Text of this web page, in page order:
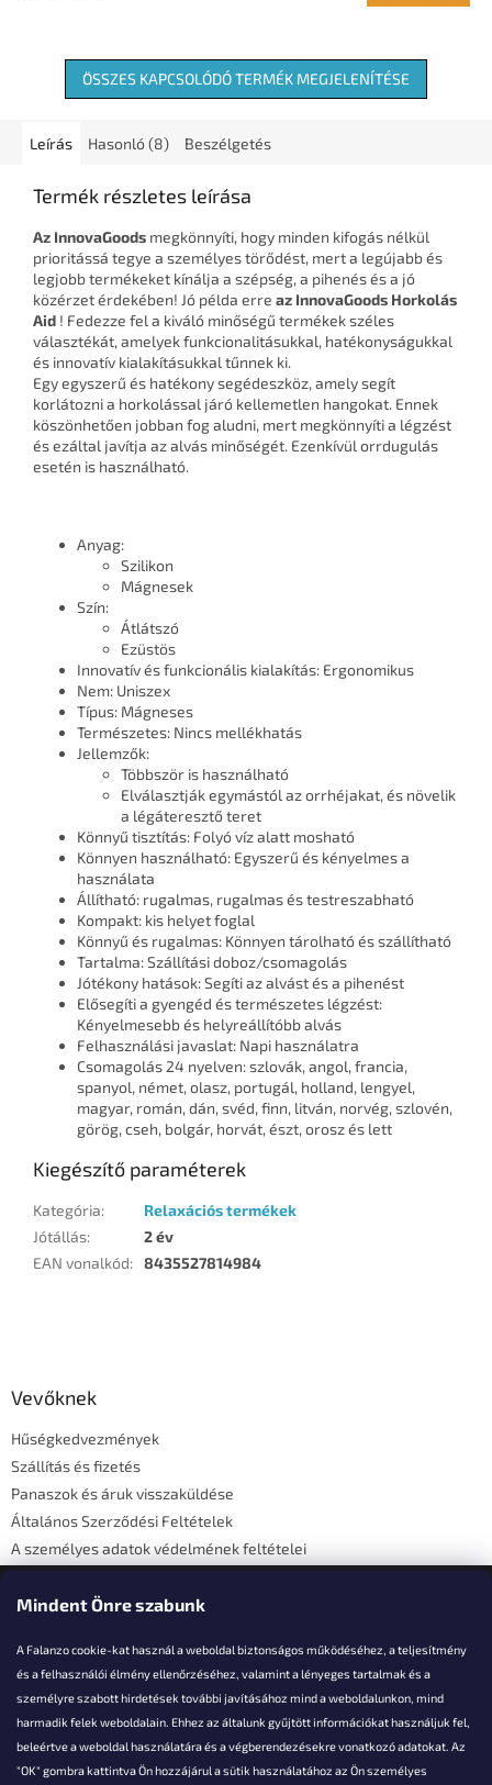
Mindent Önre szabunk
A Falanzo cookie-kat használ a weboldal biztonságos működéséhez, a teljesítmény
és a felhasználói élmény ellenőrzéséhez, valamint a lényeges tartalmak és a
személyre szabott hirdetések további javításához mind a weboldalunkon, mind
harmadik felek weboldalain. Ehhez az általunk gyűjtött információkat használjuk fel,
beleértve a weboldal használatára és a végberendezésekre vonatkozó adatokat. Az
"OK" gombra kattintva Ön hozzájárul a sütik használatához az Ön személyes
ÖSSZES KAPCSOLÓDÓ TERMÉK MEGJELENÍTÉSE
Leírás Hasonló (8) Beszélgetés
Termék részletes leírása
Az InnovaGoods megkönnyíti, hogy minden kifogás nélkül
prioritássá tegye a személyes törődést, mert a legújabb és
legjobb termékeket kínálja a szépség, a pihenés és a jó
közérzet érdekében! Jó példa erre az InnovaGoods Horkolás
Aid ! Fedezze fel a kiváló minőségű termékek széles
választékát, amelyek funkcionalitásukkal, hatékonyságukkal
és innovatív kialakításukkal tűnnek ki.
Egy egyszerű és hatékony segédeszköz, amely segít
korlátozni a horkolással járó kellemetlen hangokat. Ennek
köszönhetően jobban fog aludni, mert megkönnyíti a légzést
és ezáltal javítja az alvás minőségét. Ezenkívül orrdugulás
esetén is használható.
Anyag:
Szilikon
Mágnesek
Szín:
Átlátszó
Ezüstös
Innovatív és funkcionális kialakítás: Ergonomikus
Nem: Uniszex
Típus: Mágneses
Természetes: Nincs mellékhatás
Jellemzők:
Többször is használható
Elválasztják egymástól az orrhéjakat, és növelik
a légáteresztő teret
Könnyű tisztítás: Folyó víz alatt mosható
Könnyen használható: Egyszerű és kényelmes a
használata
Állítható: rugalmas, rugalmas és testreszabható
Kompakt: kis helyet foglal
Könnyű és rugalmas: Könnyen tárolható és szállítható
Tartalma: Szállítási doboz/csomagolás
Jótékony hatások: Segíti az alvást és a pihenést
Elősegíti a gyengéd és természetes légzést:
Kényelmesebb és helyreállítóbb alvás
Felhasználási javaslat: Napi használatra
Csomagolás 24 nyelven: szlovák, angol, francia,
spanyol, német, olasz, portugál, holland, lengyel,
magyar, román, dán, svéd, finn, litván, norvég, szlovén,
görög, cseh, bolgár, horvát, észt, orosz és lett
Kiegészítő paraméterek
Kategória:
Relaxációs termékek
Jótállás:
2 év
EAN vonalkód: 8435527814984
Vevőknek
Hűségkedvezmények
Szállítás és fizetés
Panaszok és áruk visszaküldése
Általános Szerződési Feltételek
A személyes adatok védelmének feltételei
Elérhetőségi adatok
Akarsz kérdezni valamit?
info@falanzo.hu